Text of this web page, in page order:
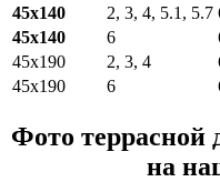
45х140
2, 3, 4, 5.1, 5.7
45х140
6
45х190
2, 3, 4
45х190
6
Фото террасной
на